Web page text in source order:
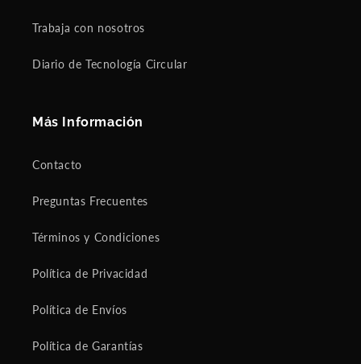
Trabaja con nosotros
Diario de Tecnología Circular
Más Información
Contacto
Preguntas Frecuentes
Términos y Condiciones
Política de Privacidad
Política de Envíos
Política de Garantías